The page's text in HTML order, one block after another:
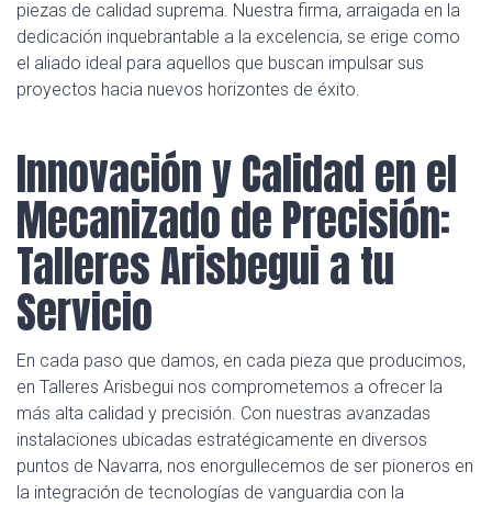
piezas de calidad suprema. Nuestra firma, arraigada en la
dedicación inquebrantable a la excelencia, se erige como
el aliado ideal para aquellos que buscan impulsar sus
proyectos hacia nuevos horizontes de éxito.
Innovación y Calidad en el
Mecanizado de Precisión:
Talleres Arisbegui a tu
Servicio
En cada paso que damos, en cada pieza que producimos,
en Talleres Arisbegui nos comprometemos a ofrecer la
más alta calidad y precisión. Con nuestras avanzadas
instalaciones ubicadas estratégicamente en diversos
puntos de Navarra, nos enorgullecemos de ser pioneros en
la integración de tecnologías de vanguardia con la